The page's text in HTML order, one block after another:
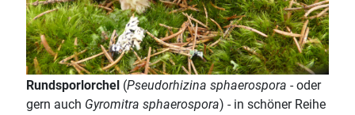
Rundsporlorchel (Pseudorhizina sphaerospora - oder
gern auch Gyromitra sphaerospora) - in schöner Reihe